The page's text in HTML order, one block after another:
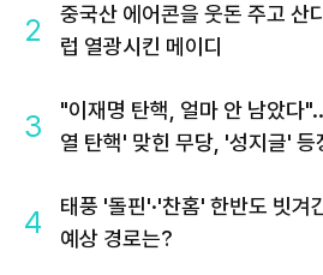
2
중국산 에어콘을 웃돈 주고 산
럽 열광시킨 메이디
3
"이재명 탄핵, 얼마 안 남았다
열 탄핵' 맞힌 무당, '성지글' 등
4
태풍 '돌핀'·'찬홈' 한반도 빗겨
예상 경로는?